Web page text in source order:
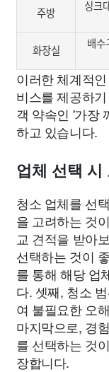
주방
싱크
화장실
배수
이러한 체계적
비스를 제공하
객 약속인 '가장
하고 있습니다.
업체 선택 시
청소 업체를 선
을 고려하는 것
교 견적을 받아
선택하는 것이
를 통해 해당 업
다. 셋째, 청소
여 불필요한 오
마지막으로, 경
를 선택하는 것
장합니다.